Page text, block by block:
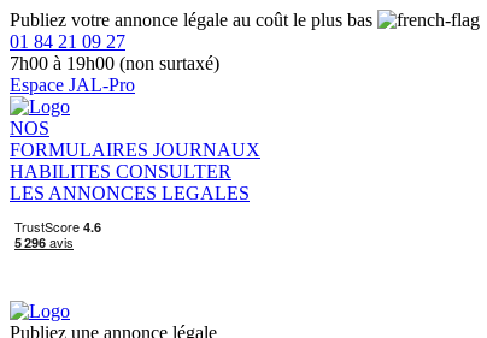
Publiez votre annonce légale au coût le plus bas
01 84 21 09 27
7h00 à 19h00 (non surtaxé)
Espace JAL-Pro
NOS
FORMULAIRES JOURNAUX
HABILITES CONSULTER
LES ANNONCES LEGALES
Publiez une annonce légale